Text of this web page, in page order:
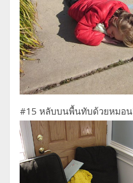
#15 หลับบนพื้นทับด้วยหมอ